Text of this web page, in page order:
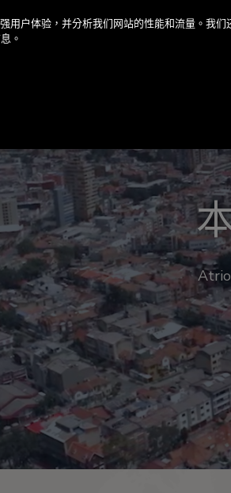
奧的
你
加
自銷
用户体验，并分析我们网站的性能和流量。我
。